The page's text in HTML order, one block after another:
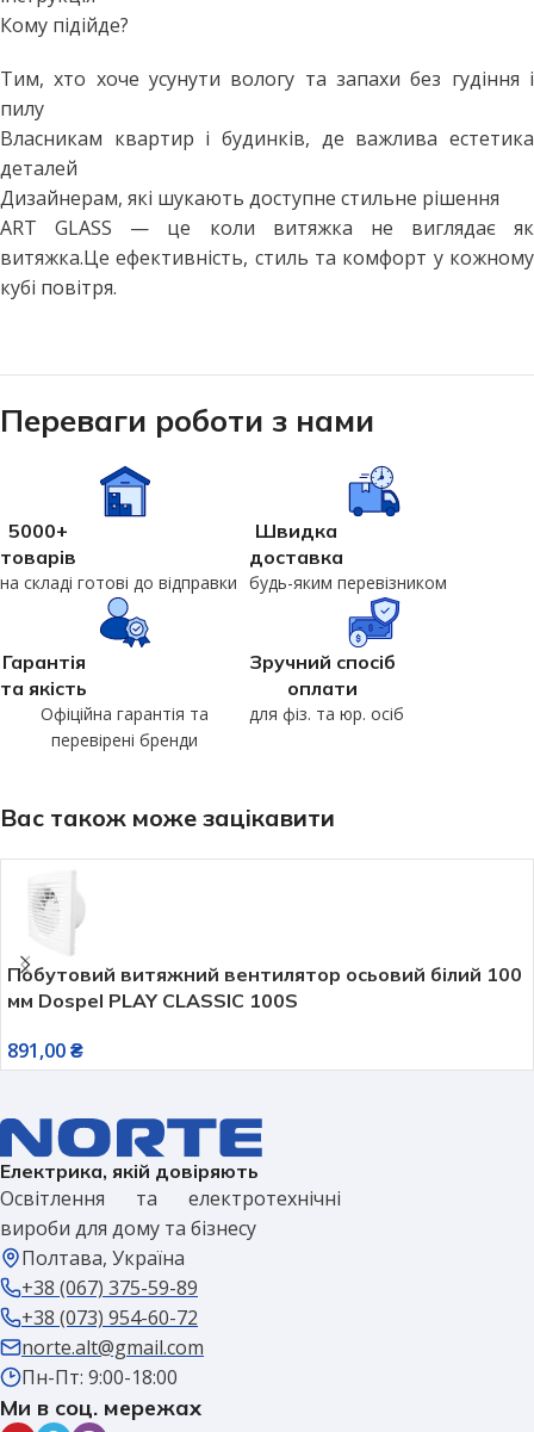
Кому підійде?
Тим, хто хоче усунути вологу та запахи без гудіння і
пилу
Власникам квартир і будинків, де важлива естетика
деталей
Дизайнерам, які шукають доступне стильне рішення
ART GLASS — це коли витяжка не виглядає як
витяжка.Це ефективність, стиль та комфорт у кожному
кубі повітря.
Переваги роботи з нами
5000+
товарів
на складі готові до відправки
Швидка
доставка
будь-яким перевізником
Гарантія
та якість
Офіційна гарантія та
перевірені бренди
Зручний спосіб
оплати
для фіз. та юр. осіб
Вас також може зацікавити
Побутовий витяжний вентилятор осьовий білий 100
мм Dospel PLAY CLASSIC 100S
891,00₴
Електрика, якій довіряють
Освітлення та електротехнічні
вироби для дому та бізнесу
Полтава, Україна
+38 (067) 375-59-89
+38 (073) 954-60-72
norte.alt@gmail.com
Пн-Пт: 9:00-18:00
Ми в соц. мережах